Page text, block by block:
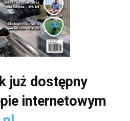
już dostępny
internetowym